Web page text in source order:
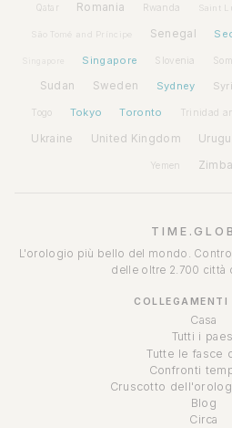
Qatar Romania Rwanda Saint
São Tomé and Príncipe Senegal
Singapore Slovenia
Sudan Sweden Sydney
Togo Tokyo Toronto Trinidad
Ukraine United Kingdom
Yemen
L'orologio più bello del mondo.
delle oltre 2.700 città
COLLEGAMENTI
Casa
Tutti i
Tutte le fasce
Confronti
Cruscotto
Blog
Circa